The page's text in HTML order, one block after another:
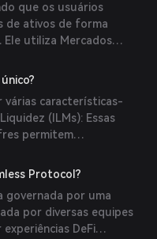
de forma contínua,
e confiáveis
que os usuários
de ativos de forma
Ele utiliza Mercados
automatizar e otimizar
como
Essa abordagem
DeFi, permitindo que
intervenção manual e
várias características-
(ILMs): Essas
permitem
e sem permissões,
empréstimos
ERC-20, permitindo
em estratégias
3. Governança
Protocol?
governada por uma
por diversas equipes
DeFi